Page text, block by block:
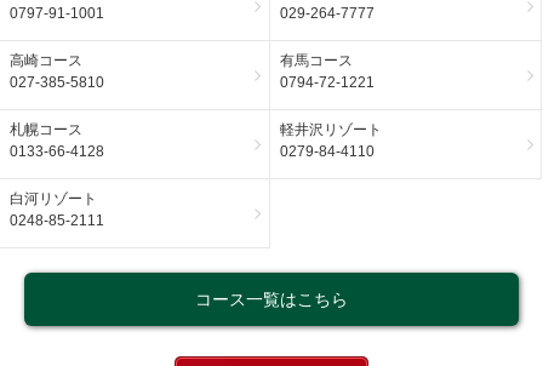
0797-91-1001
029-264-7777
高崎コース
027-385-5810
有馬コース
0794-72-1221
札幌コース
0133-66-4128
軽井沢リゾート
0279-84-4110
白河リゾート
0248-85-2111
コース一覧はこちら